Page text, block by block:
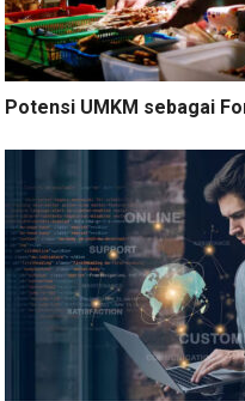
Potensi UMKM sebagai